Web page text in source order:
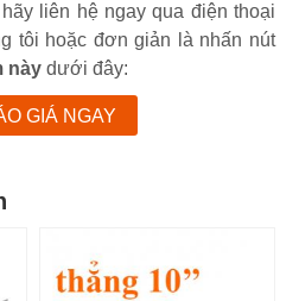
liên hệ ngay qua điện thoại
tôi hoặc đơn giản là nhấn nút
này dưới đây:
GIÁ NGAY